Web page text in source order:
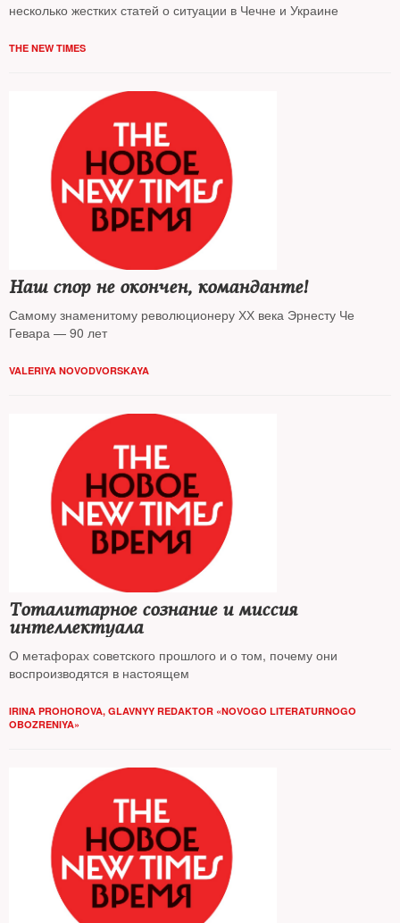
несколько жестких статей о ситуации в Чечне и Украине
THE NEW TIMES
Наш спор не окончен, команданте!
Самому знаменитому революционеру ХХ века Эрнесту Че
Гевара — 90 лет
VALERIYA NOVODVORSKAYA
Тоталитарное сознание и миссия
интеллектуала
О метафорах советского прошлого и о том, почему они
воспроизводятся в настоящем
IRINA PROHOROVA, GLAVNYY REDAKTOR «NOVOGO LITERATURNOGO
OBOZRENIYA»